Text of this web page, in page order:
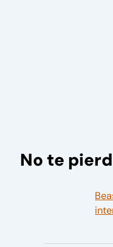
No te